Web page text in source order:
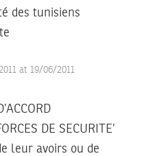
des tunisiens
at 19/06/2011
DE SECURITE’
leur avoirs ou de